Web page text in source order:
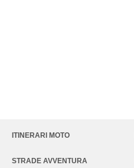
ITINERARI MOTO
STRADE AVVENTURA